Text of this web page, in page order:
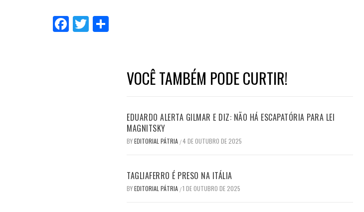
Facebook
Twitter
VOCÊ TAMBÉM PODE CURTIR!
EDUARDO ALERTA GILMAR E DIZ: NÃO HÁ ESCAPATÓRIA PARA LEI
MAGNITSKY
BYEDITORIAL PÁTRIA /4 DE OUTUBRO DE 2025
TAGLIAFERRO É PRESO NA ITÁLIA
BYEDITORIAL PÁTRIA /1 DE OUTUBRO DE 2025